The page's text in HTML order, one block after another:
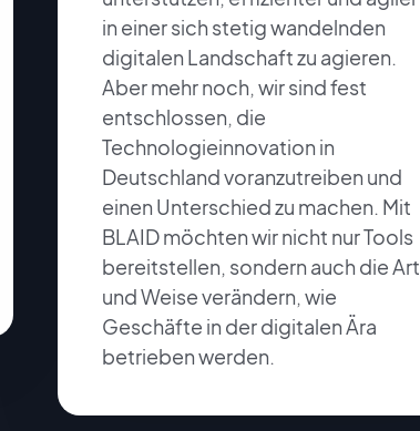
in einer sich stetig wandelnden
digitalen Landschaft zu agieren.
Aber mehr noch, wir sind fest
entschlossen, die
Technologieinnovation in
Deutschland voranzutreiben und
einen Unterschied zu machen. Mit
BLAID möchten wir nicht nur Tools
bereitstellen, sondern auch die Art
und Weise verändern, wie
Geschäfte in der digitalen Ära
betrieben werden.